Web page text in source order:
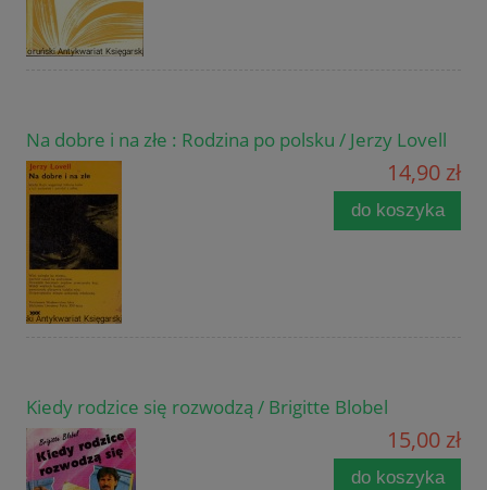
Na dobre i na złe : Rodzina po polsku / Jerzy Lovell
14,90 zł
do koszyka
Kiedy rodzice się rozwodzą / Brigitte Blobel
15,00 zł
do koszyka